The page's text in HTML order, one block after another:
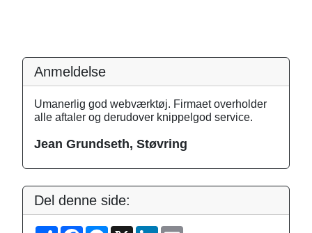
Anmeldelse
Umanerlig god webværktøj. Firmaet overholder
alle aftaler og derudover knippelgod service.
Jean Grundseth, Støvring
Del denne side: